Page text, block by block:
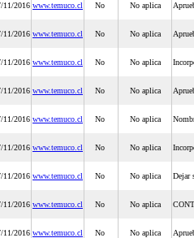
11/2016 www.temuco.cl No No aplica
11/2016 www.temuco.cl No No aplica
11/2016 www.temuco.cl No No aplica
11/2016 www.temuco.cl No No aplica
11/2016 www.temuco.cl No No aplica
11/2016 www.temuco.cl No No aplica
11/2016 www.temuco.cl No No aplica Dejar
11/2016 www.temuco.cl No No aplica
11/2016 www.temuco.cl No No aplica